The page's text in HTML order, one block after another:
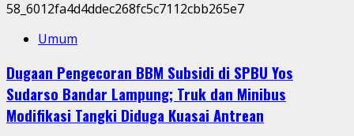
Umum
Dugaan Pengecoran BBM Subsidi di SPBU Yos
Sudarso Bandar Lampung; Truk dan Minibus
Modifikasi Tangki Diduga Kuasai Antrean